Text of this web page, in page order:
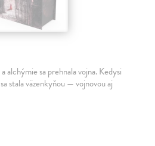
alchýmie sa prehnala vojna. Kedysi
stala väzenkyňou — vojnovou aj